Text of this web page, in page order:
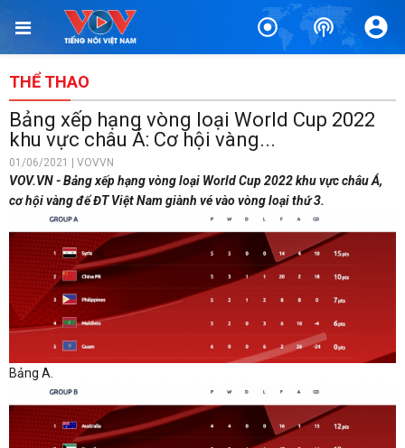
THỂ THAO
Bảng xếp hạng vòng loại World Cup 2022
khu vực châu Á: Cơ hội vàng...
01/06/2021 | VOVVN
VOV.VN - Bảng xếp hạng vòng loại World Cup 2022 khu vực châu Á,
cơ hội vàng để ĐT Việt Nam giành vé vào vòng loại thứ 3.
Bảng A.